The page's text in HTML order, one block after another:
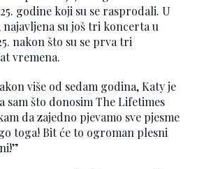
godine koji su se rasprodali. U
su još tri koncerta u
nakon što su se prva tri
vremena.
više od sedam godina, Katy je
sam što donosim The Lifetimes
da zajedno pjevamo sve pjesme
toga! Bit će to ogroman plesni